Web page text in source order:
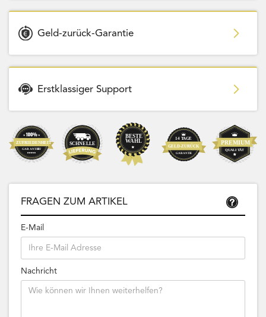
Geld-zurück-Garantie
Erstklassiger Support
FRAGEN ZUM ARTIKEL
E-Mail
Nachricht